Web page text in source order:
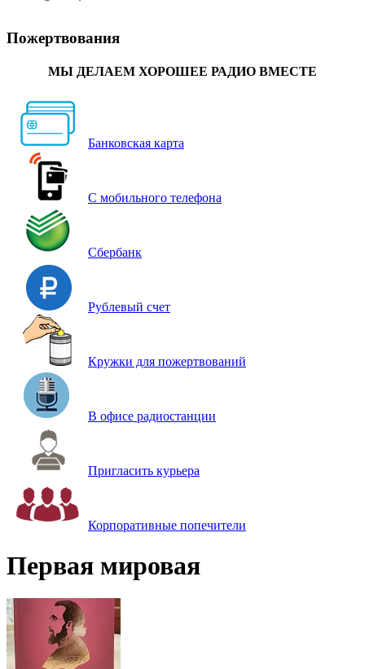
Пожертвования
МЫ ДЕЛАЕМ ХОРОШЕЕ РАДИО ВМЕСТЕ
Банковская карта
С мобильного телефона
Сбербанк
Рублевый счет
Кружки для пожертвований
В офисе радиостанции
Пригласить курьера
Корпоративные попечители
Первая мировая